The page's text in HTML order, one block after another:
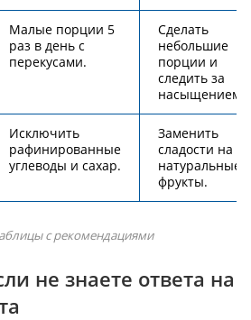
Малые порции 5
раз в день с
перекусами.
Сделать
небольшие
порции и
следить за
насыщением.
Исключить
рафинированные
углеводы и сахар.
Заменить
сладости на
натуральные
фрукты.
с рекомендациями
не знаете ответа на